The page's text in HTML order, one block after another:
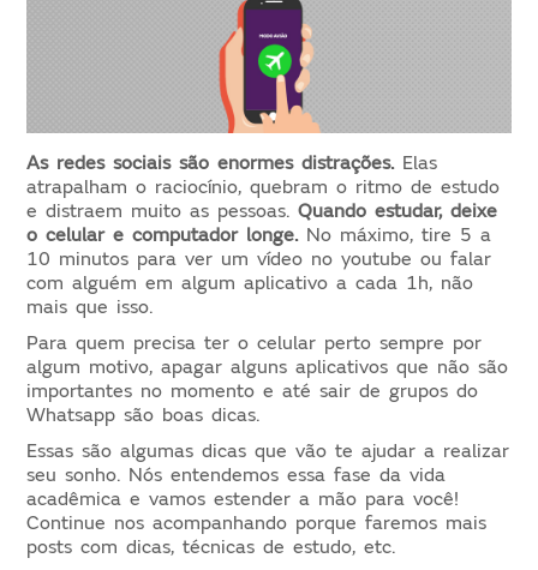
As redes sociais são enormes distrações.Elas
atrapalham o raciocínio, quebram o ritmo de estudo
e distraem muito as pessoas.Quando estudar, deixe
o celular e computador longe. No máximo, tire 5 a
10 minutos para ver um vídeo no youtube ou falar
com alguém em algum aplicativo a cada 1h, não
mais que isso.
Para quem precisa ter o celular perto sempre por
algum motivo, apagar alguns aplicativos que não são
importantes no momento e até sair de grupos do
Whatsapp são boas dicas.
Essas são algumas dicas que vão te ajudar a realizar
seu sonho. Nós entendemos essa fase da vida
acadêmica e vamos estender a mão para você!
Continue nos acompanhando porque faremos mais
posts com dicas, técnicas de estudo, etc.